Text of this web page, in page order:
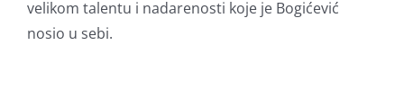
velikom talentu i nadarenosti koje je Bogićević
nosio u sebi.